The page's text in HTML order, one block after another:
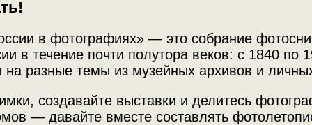
в фотографиях» — это собрание
в течение почти полутора веков: с 1840 по
на разные темы из музейных архивов и
создавайте выставки и делитесь
— давайте вместе составлять
Архив